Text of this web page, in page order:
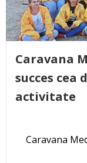
Caravana
succes cea
activitate
Caravana